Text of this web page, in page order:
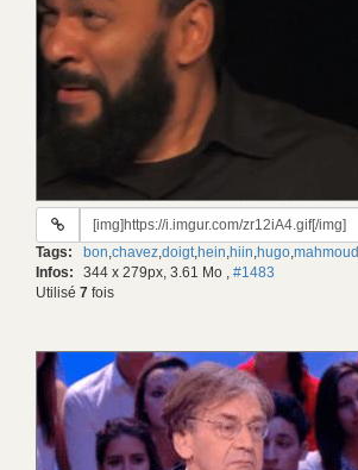
URL
gif:
Tags: bon,chavez,doigt,hein,hiin,hugo,mahmoud
Infos: 344 x 279px, 3.61 Mo , #1483
Utilisé 7 fois